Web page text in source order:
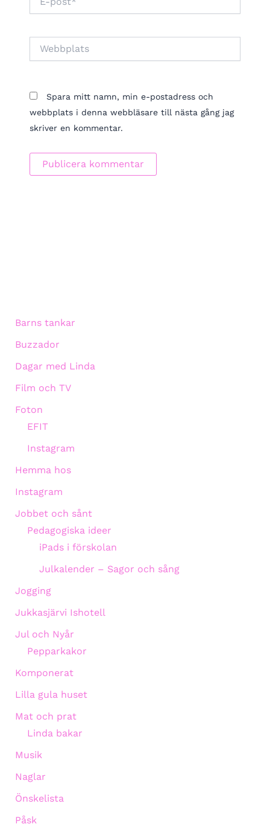
post*
Spara mitt namn, min e-postadress och
webbplats i denna webbläsare till nästa gång jag
skriver en kommentar.
Barns tankar
Buzzador
Dagar med Linda
Film och TV
Foton
EFIT
Instagram
Hemma hos
Instagram
Jobbet och sånt
Pedagogiska ideer
iPads i förskolan
Julkalender – Sagor och sång
Jogging
Jukkasjärvi Ishotell
Jul och Nyår
Pepparkakor
Komponerat
Lilla gula huset
Mat och prat
Linda bakar
Musik
Naglar
Önskelista
Påsk